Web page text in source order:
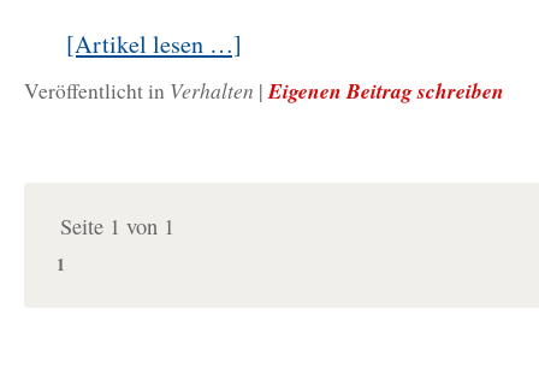
[Artikel lesen …]
Veröffentlicht in Verhalten | Eigenen Beitrag schreiben
Seite 1 von 1
1